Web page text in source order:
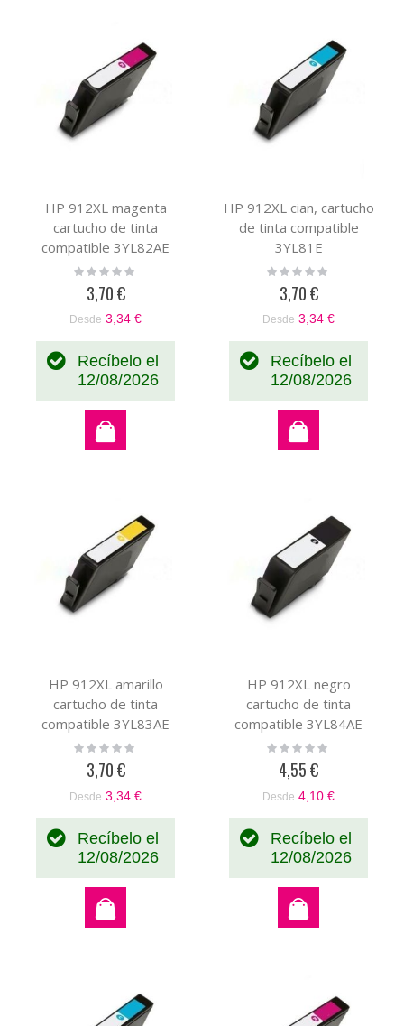
HP 912XL magenta
cartucho de tinta
compatible 3YL82AE
Rating:
3,70 €
Desde 3,34 €
Recíbelo el
12/08/2026
HP 912XL cian, cartucho
de tinta compatible
3YL81E
Rating:
3,70 €
Desde 3,34 €
Recíbelo el
12/08/2026
HP 912XL amarillo
cartucho de tinta
compatible 3YL83AE
Rating:
3,70 €
Desde 3,34 €
Recíbelo el
12/08/2026
HP 912XL negro
cartucho de tinta
compatible 3YL84AE
Rating:
4,55 €
Desde 4,10 €
Recíbelo el
12/08/2026